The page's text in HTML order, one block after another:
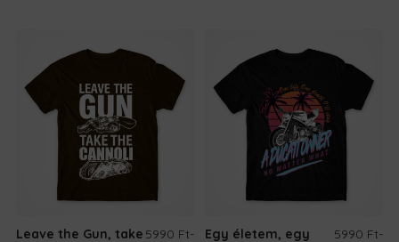
Leave the Gun, take 5990 Ft-
Egy életem, egy
5990 Ft-